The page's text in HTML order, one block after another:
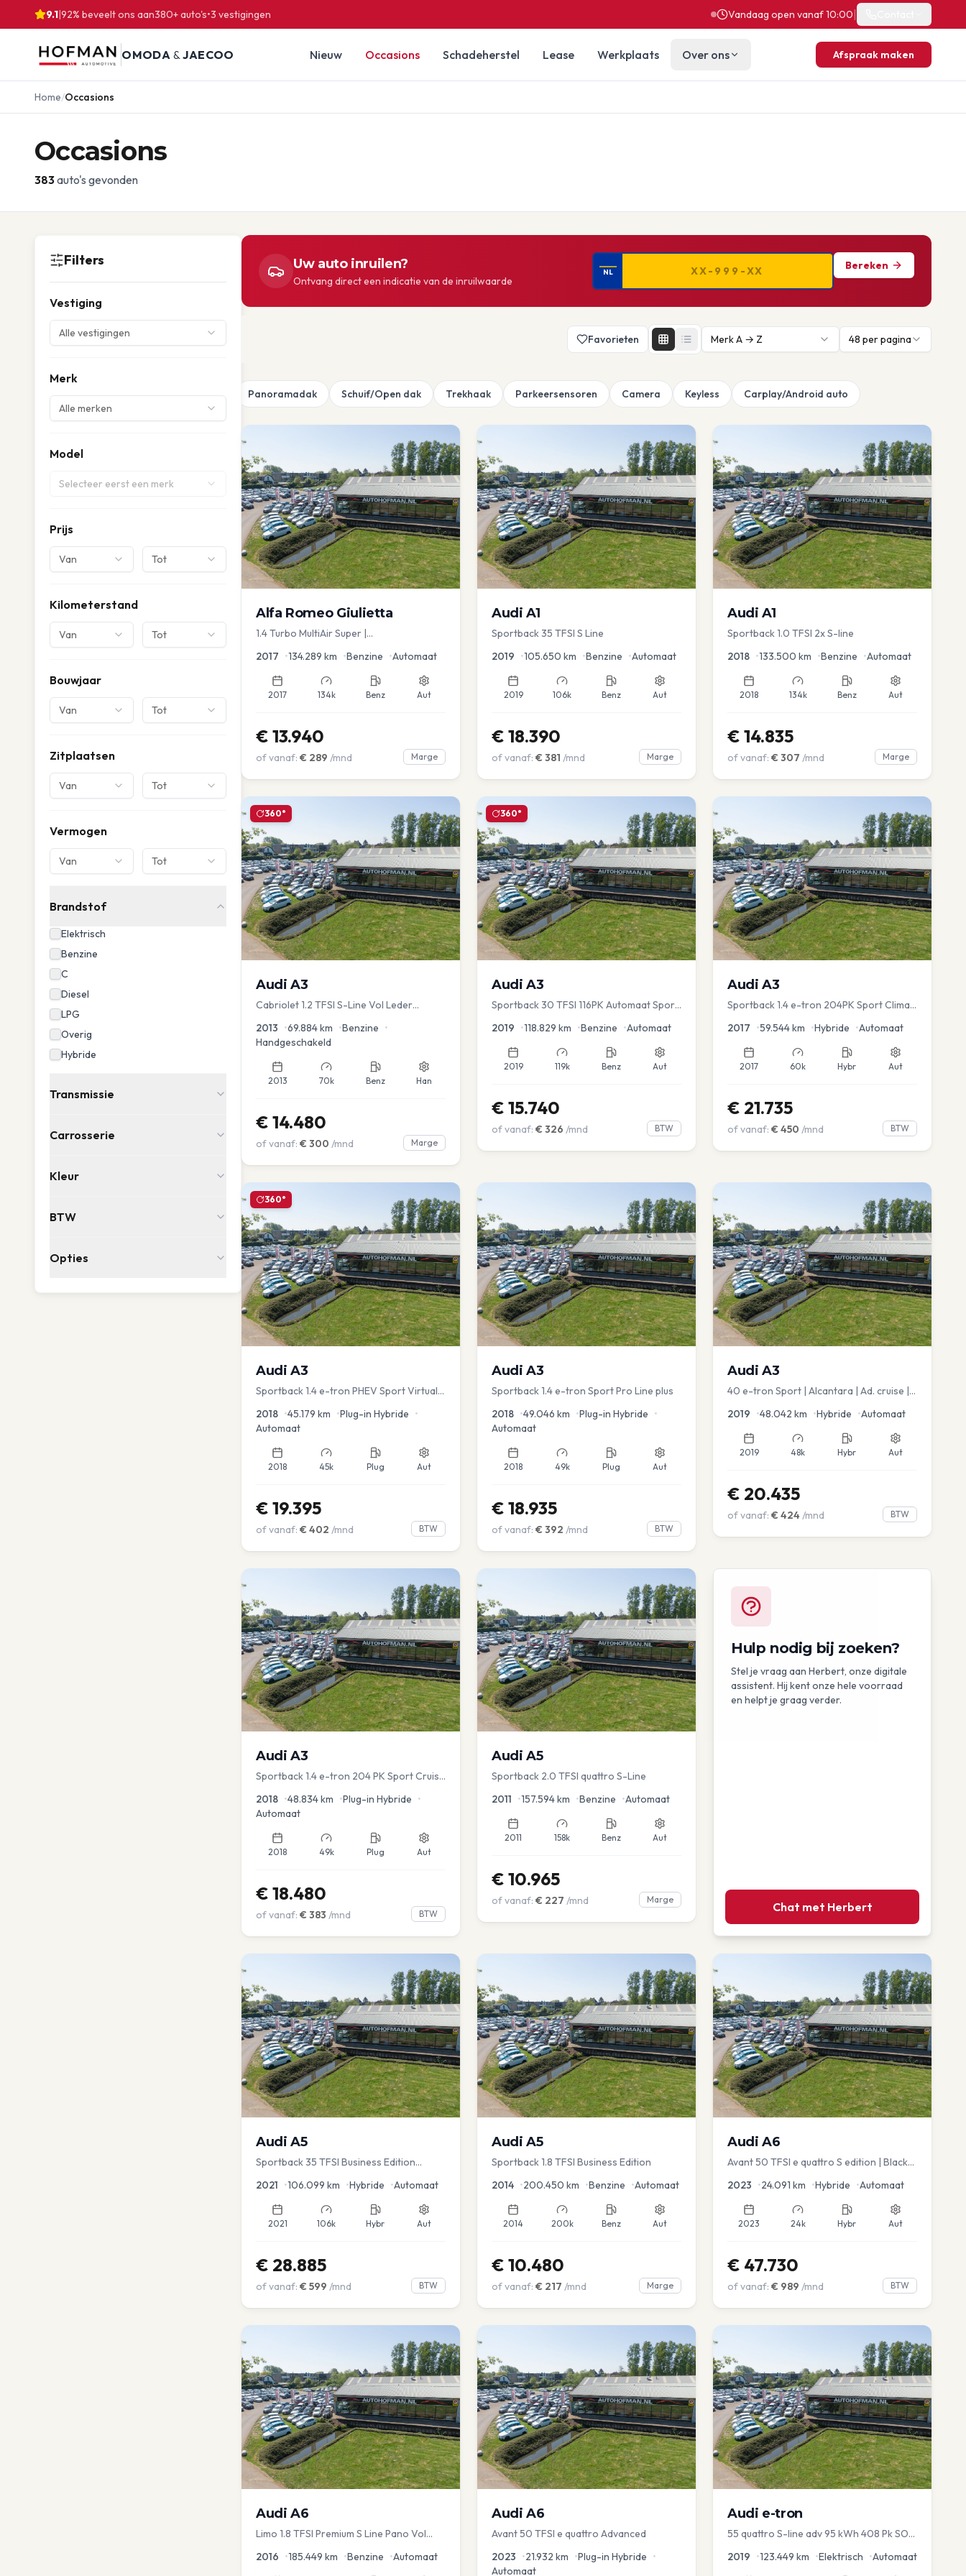
9.1|92% beveelt ons aan380+ auto's•3 vestigingen Vandaag open vanaf 10:00
OMODA &JAECOO Nieuw Occasions Schadeherstel Lease Werkplaats Over ons Afspraak maken
Home/Occasions
Occasions
383auto's gevonden
Filters
Vestiging
Alle vestigingen
Merk
Alle merken
Model
Selecteer eerst een merk
Prijs
Van Tot
Kilometerstand
Van Tot
Bouwjaar
Van Tot
Zitplaatsen
Van Tot
Vermogen
Van Tot
Brandstof
Elektrisch
Benzine
C
Diesel
LPG
Overig
Hybride
Transmissie
Carrosserie
Kleur
BTW
Opties
Uw auto inruilen?
Ontvang direct een indicatie van de inruilwaarde
NL
Bereken
Favorieten Merk A → Z 48 per pagina
Panoramadak Schuif/Open dak Trekhaak Parkeersensoren Camera Keyless Carplay/Android auto
Alfa Romeo Giulietta
1.4 Turbo MultiAir Super |
2017 •134.289 km •Benzine •Automaat
2017 134k Benz Aut
€ 13.940
of vanaf: € 289 /mnd Marge
Audi A1
Sportback 35 TFSI S Line
2019 •105.650 km •Benzine •Automaat
2019 106k Benz Aut
€ 18.390
of vanaf: € 381 /mnd Marge
Audi A1
Sportback 1.0 TFSI 2x S-line
2018 •133.500 km •Benzine •Automaat
2018 134k Benz Aut
€ 14.835
of vanaf: € 307 /mnd Marge
360°
Audi A3
Cabriolet 1.2 TFSI S-Line Vol Leder
2013 •69.884km •Benzine •
Handgeschakeld
2013 70k Benz Han
€ 14.480
of vanaf: € 300 /mnd Marge
360°
Audi A3
Sportback 30 TFSI 116PK Automaat Sport
2019 •118.829 km •Benzine •Automaat
2019 119k Benz Aut
€ 15.740
of vanaf: € 326 /mnd BTW
Audi A3
Sportback 1.4 e-tron 204PK Sport Clima
2017 •59.544km •Hybride •Automaat
2017 60k Hybr Aut
€ 21.735
of vanaf: € 450 /mnd BTW
360°
Audi A3
Sportback 1.4 e-tron PHEV Sport Virtual
2018 •45.179 km •Plug-in Hybride •
Automaat
2018 45k Plug Aut
€ 19.395
of vanaf: € 402 /mnd BTW
Audi A3
Sportback 1.4 e-tron Sport Pro Line plus
2018 •49.046 km •Plug-in Hybride •
Automaat
2018 49k Plug Aut
€ 18.935
of vanaf: € 392 /mnd BTW
Audi A3
40 e-tron Sport | Alcantara | Ad. cruise |
2019 •48.042 km •Hybride •Automaat
2019 48k Hybr Aut
€ 20.435
of vanaf: € 424 /mnd BTW
Audi A3
Sportback 1.4 e-tron 204 PK Sport Cruise
2018 •48.834km •Plug-in Hybride •
Automaat
2018 49k Plug Aut
€ 18.480
of vanaf: € 383 /mnd BTW
Audi A5
Sportback 2.0 TFSI quattro S-Line
2011 •157.594km •Benzine •Automaat
2011 158k Benz Aut
€ 10.965
of vanaf: € 227 /mnd Marge
Hulp nodig bij zoeken?
Stel je vraag aan Herbert, onze digitale
assistent. Hij kent onze hele voorraad
en helpt je graag verder.
Chat met Herbert
Audi A5
Sportback 35 TFSI Business Edition
2021 •106.099 km •Hybride •Automaat
2021 106k Hybr Aut
€ 28.885
of vanaf: € 599 /mnd BTW
Audi A5
Sportback 1.8 TFSI Business Edition
2014 •200.450 km •Benzine •Automaat
2014 200k Benz Aut
€ 10.480
of vanaf: € 217 /mnd Marge
Audi A6
Avant 50 TFSI e quattro S edition | Black
Virtual
2023 •24.091 km •Hybride •Automaat
2023 24k Hybr Aut
€ 47.730
of vanaf: € 989 /mnd BTW
Audi A6
Limo 1.8 TFSI Premium S Line Pano Vol
aKlep
2016 •185.449 km •Benzine •Automaat
Audi A6
Avant 50 TFSI e quattro Advanced
2023 •21.932 km •Plug-in Hybride •
Automaat
Audi e-tron
55 quattro S-line adv 95 kWh 408 Pk SOH
2019 •123.449 km •Elektrisch •Automaat